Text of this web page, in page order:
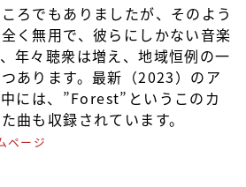
ろでもありましたが、そのよう
く無用で、彼らにしかない音楽
年々聴衆は増え、地域恒例の一
あります。最新（2023）のア
には、”Forest”というこのカ
曲も収録されています。
ページ